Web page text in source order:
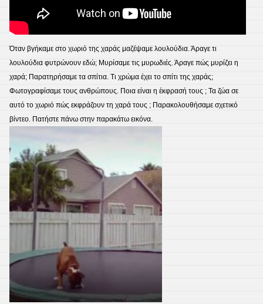
Όταν βγήκαμε στο χωριό της χαράς μαζέψαμε λουλούδια. Άραγε τι
λουλούδια φυτρώνουν εδώ; Μυρίσαμε τις μυρωδιές. Άραγε πώς μυρίζει η
χαρά; Παρατηρήσαμε τα σπίτια. Τι χρώμα έχει το σπίτι της χαράς;
Φωτογραφίσαμε τους ανθρώπους. Ποια είναι η έκφρασή τους ; Τα ζώα σε
αυτό το χωριό πώς εκφράζουν τη χαρά τους ; Παρακολουθήσαμε σχετικό
βίντεο. Πατήστε πάνω στην παρακάτω εικόνα.